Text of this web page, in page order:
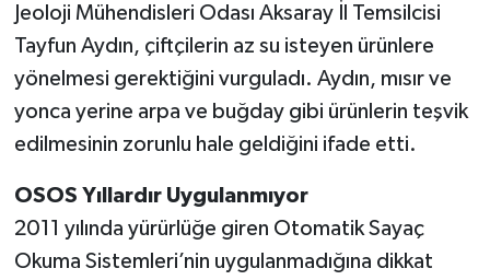
Jeoloji Mühendisleri Odası Aksaray İl Temsilcisi
Tayfun Aydın, çiftçilerin az su isteyen ürünlere
yönelmesi gerektiğini vurguladı. Aydın, mısır ve
yonca yerine arpa ve buğday gibi ürünlerin teşvik
edilmesinin zorunlu hale geldiğini ifade etti.
OSOS Yıllardır Uygulanmıyor
2011 yılında yürürlüğe giren Otomatik Sayaç
Okuma Sistemleri’nin uygulanmadığına dikkat